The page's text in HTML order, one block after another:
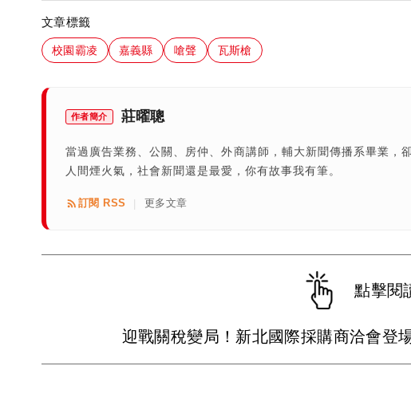
文章標籤
校園霸凌 嘉義縣 嗆聲 瓦斯槍
作者簡介 莊曜聰
當過廣告業務、公關、房仲、外商講師，輔大新聞傳播系畢業
人間煙火氣，社會新聞還是最愛，你有故事我有筆。
訂閱 RSS | 更多文章
點擊閱
迎戰關稅變局！新北國際採購商洽會登